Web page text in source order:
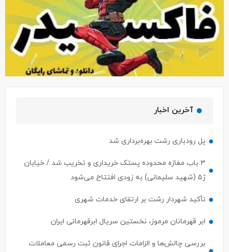
آخرین اخبار
پل رودباری رشت بهره‌برداری شد
۳ باب مغازه محدوده پستک خریداری و تخریب شد / خیابان
ژ۵ (شهید سلیمانی) به زودی افتتاح می‌شود
تأکید شهردار رشت بر ارتقای خدمات شهری
ابر قهرمانان مرموز، نخستین سریال ابرقهرمانی ایران
بررسی چالش‌ها و الزامات اجرای قانون ثبت رسمی معاملات